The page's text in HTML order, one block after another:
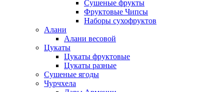
Сушеные фрукты
Фруктовые Чипсы
Наборы сухофруктов
Алани
Алани весовой
Цукаты
Цукаты фруктовые
Цукаты разные
Сушеные ягоды
Чурчхела